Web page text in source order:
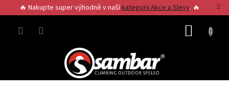
na
obsah
🔥 Nakupte super výhodně v našíkategorii Akce a Slevy. 🔥